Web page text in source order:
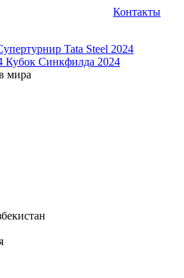
Контакты
Tata Steel 2024
Кубок Синкфилда 2024
мира